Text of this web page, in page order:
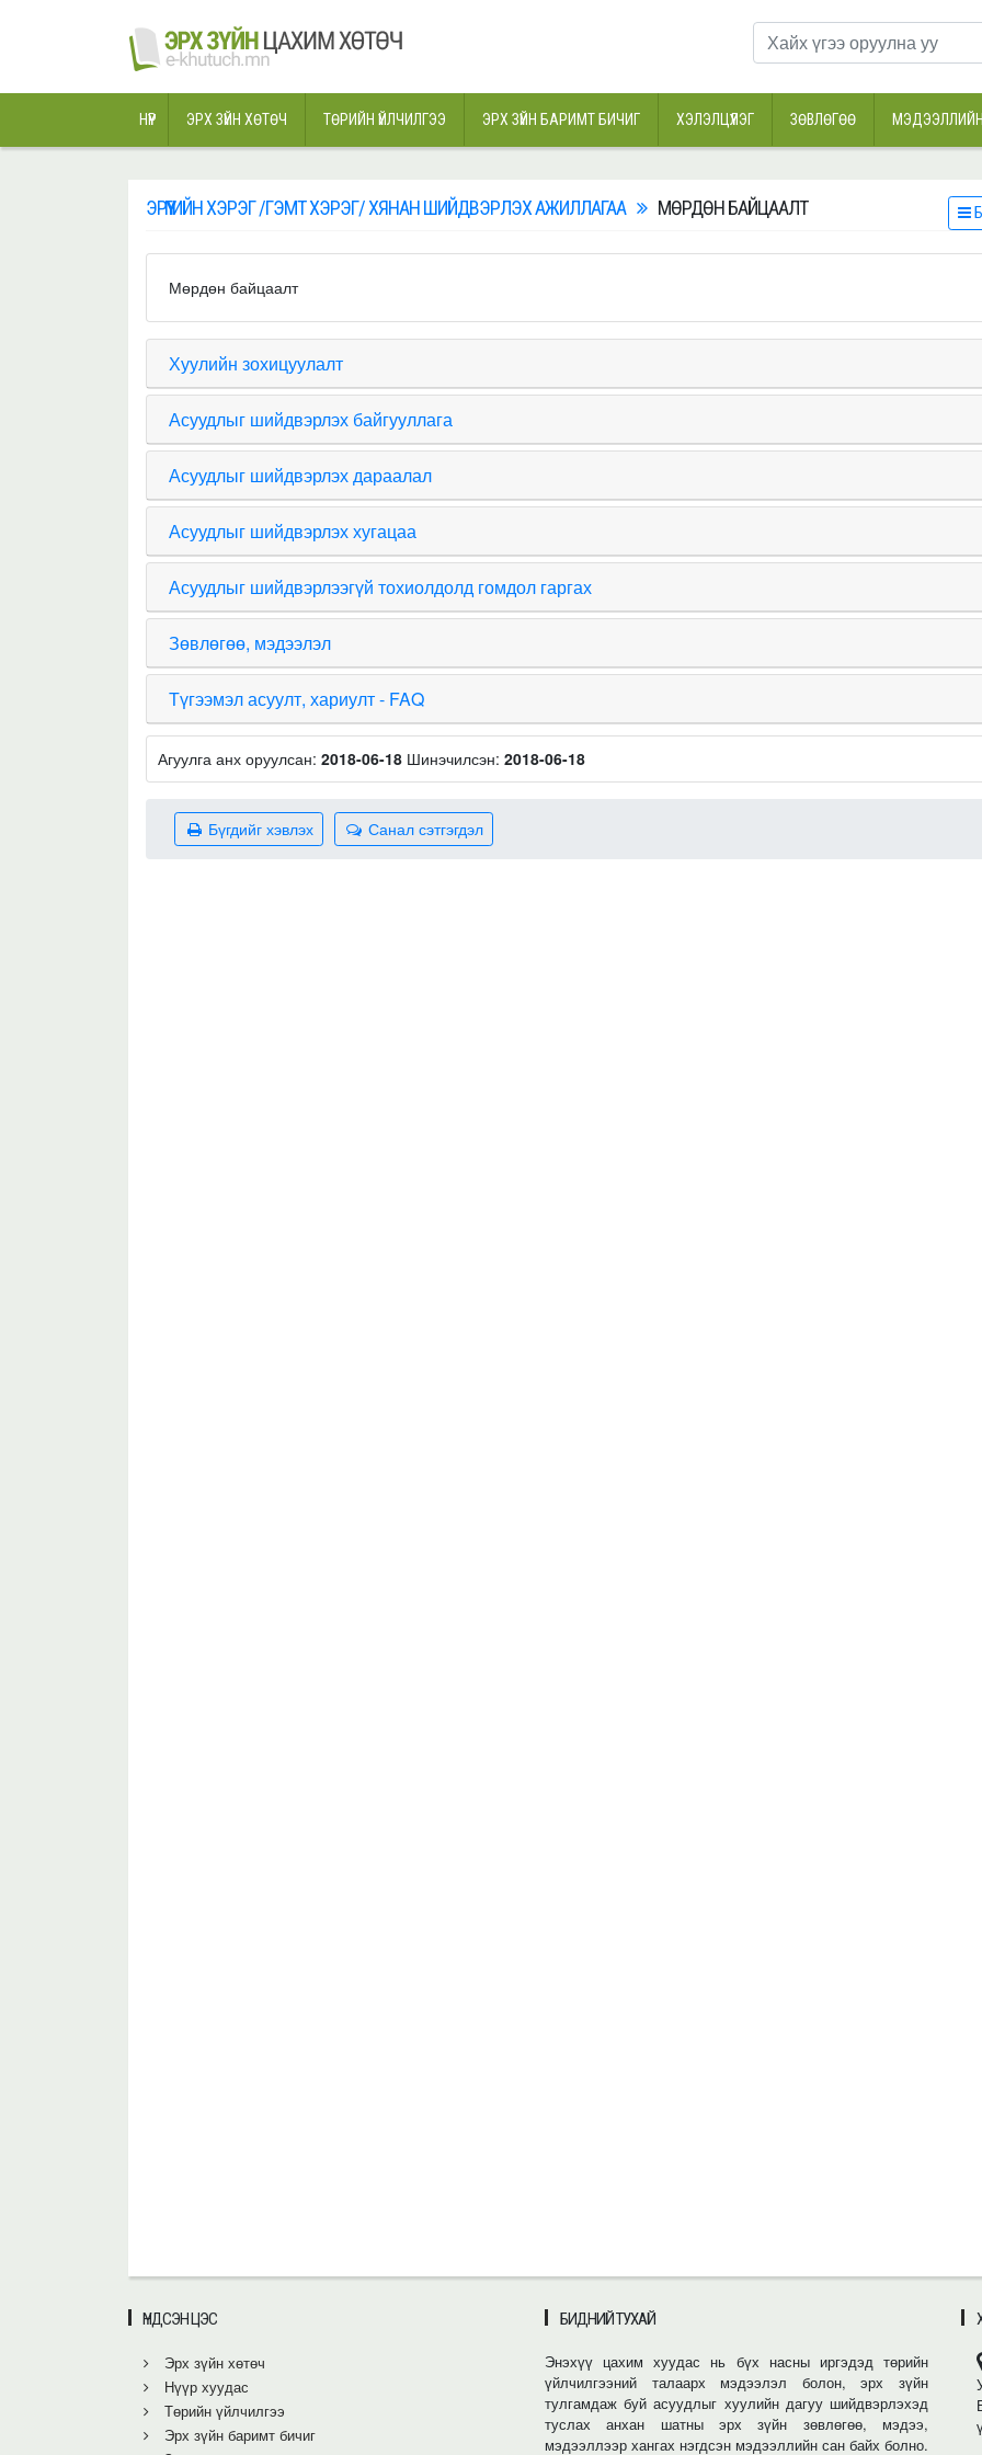
НҮҮР ЭРХ ЗҮЙН ХӨТӨЧ ТӨРИЙН ҮЙЛЧИЛГЭЭ ЭРХ ЗҮЙН БАРИМТ БИЧИГ ХЭЛЭЛЦҮҮЛЭГ ЗӨВЛӨГӨӨ
ЭРҮҮГИЙН ХЭРЭГ /ГЭМТ ХЭРЭГ/ ХЯНАН ШИЙДВЭРЛЭХ АЖИЛЛАГАА МӨРДӨН БАЙЦААЛТ
Мөрдөн байцаалт
Хуулийн зохицуулалт
Асуудлыг шийдвэрлэх байгууллага
Асуудлыг шийдвэрлэх дараалал
Асуудлыг шийдвэрлэх хугацаа
Асуудлыг шийдвэрлээгүй тохиолдолд гомдол гаргах
Зөвлөгөө, мэдээлэл
Түгээмэл асуулт, хариулт - FAQ
Агуулга анх оруулсан: 2018-06-18 Шинэчилсэн: 2018-06-18
Санал сэтгэгдэл
Бүгдийг хэвлэх
ҮНДСЭН ЦЭС
Эрх зүйн хөтөч
Нүүр хуудас
Төрийн үйлчилгээ
Эрх зүйн баримт бичиг
БИДНИЙ ТУХАЙ
Энэхүү цахим хуудас нь бүх насны иргэдэд төрийн
үйлчилгээний талаарх мэдээлэл болон, эрх зүйн
тулгамдаж буй асуудлыг хуулийн дагуу шийдвэрлэхэд
туслах анхан шатны эрх зүйн зөвлөгөө, мэдээ,
мэдээллээр хангах нэгдсэн мэдээллийн сан байх болно.